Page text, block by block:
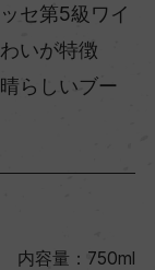
セ第5級ワイ
いが特徴
らしいブー
内容量：750ml